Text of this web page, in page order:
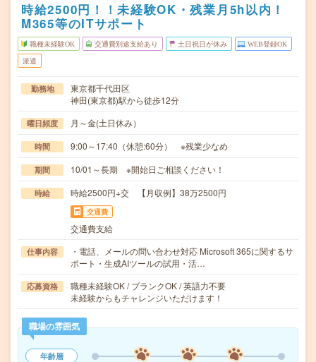
時給2500円！！未経験OK・残業月5h以内！
M365等のITサポート
職種未経験OK 交通費別途支給あり 土日祝日が休み WEB登録OK
派遣
勤務地
東京都千代田区
神田(東京都)駅から徒歩12分
曜日頻度 月～金(土日休み）
時間 9:00～17:40（休憩:60分） ※残業少なめ
期間 10/01～長期 ※開始日ご相談ください！
時給 時給2500円+交 【月収例】38万2500円
交通費
交通費支給
仕事内容
・電話、メールの問い合わせ対応 Microsoft 365に関するサ
ポート・生成AIツールの試用・活…
応募資格
職種未経験OK / ブランクOK / 英語力不要
未経験からもチャレンジいただけます！
職場の雰囲気
年齢層